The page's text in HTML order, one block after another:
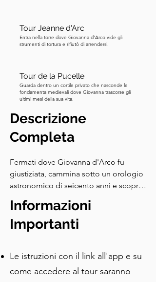
Tour Jeanne d'Arc
Entra nella torre dove Giovanna d'Arco vide gli
strumenti di tortura e rifiutò di arrendersi.
Tour de la Pucelle
Guarda dentro un cortile privato che nasconde le
fondamenta medievali dove Giovanna trascorse gli
ultimi mesi della sua vita.
Descrizione
Completa
Fermati dove Giovanna d'Arco fu
giustiziata, cammina sotto un orologio
astronomico di seicento anni e scopri il
teschi scolpiti. Questa passeggiata
autoguidata a Rouen va oltre le viste da
cartolina per rivelare i momenti di
Esplorerai la Cattedrale di Rouen e
Informazioni
Importanti
Le istruzioni con il link all'app e su
come accedere al tour saranno